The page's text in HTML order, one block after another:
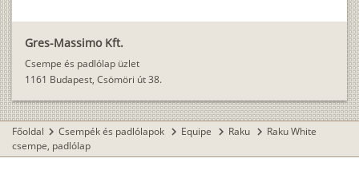
Gres-Massimo Kft.
Csempe és padlólap üzlet
1161 Budapest, Csömöri út 38.
Főoldal chevron_right Csempék és padlólapok chevron_right Equipe chevron_right Raku chevron_right Raku White
csempe, padlólap